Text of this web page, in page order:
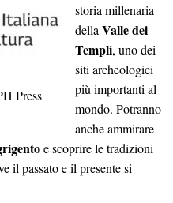
Press
storia millenaria
dellaValle dei
Templi, uno dei
siti archeologici
più importanti al
mondo. Potranno
anche ammirare
e scoprire le tradizioni
il passato e il presente si